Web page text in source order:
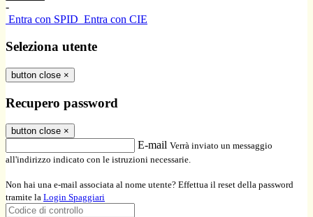
-
Entra con SPID Entra con CIE
Seleziona utente
button close ×
Recupero password
button close ×
E-mail Verrà inviato un messaggio
all'indirizzo indicato con le istruzioni necessarie.
Non hai una e-mail associata al nome utente? Effettua il reset della password
tramite la Login Spaggiari